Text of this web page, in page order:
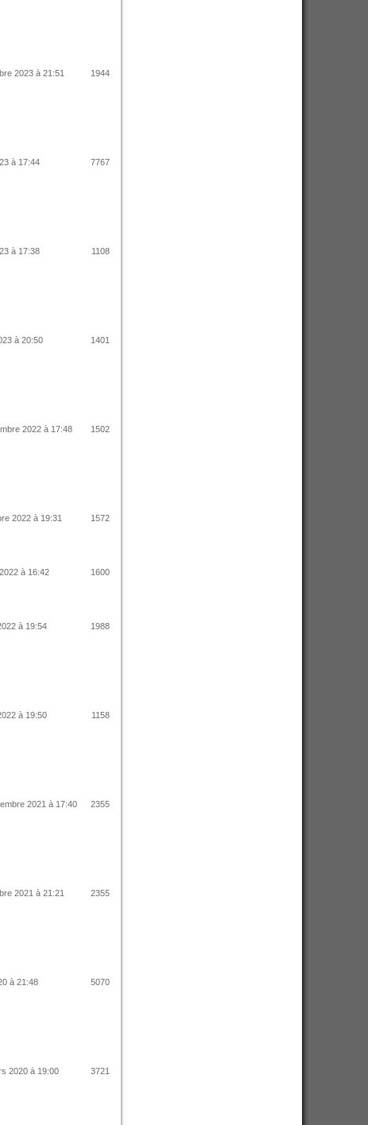
2023 à 21:51 1944
à 17:44 7767
à 17:38 1108
à 20:50 1401
2022 à 17:48 1502
2022 à 19:31 1572
à 16:42 1600
à 19:54 1988
à 19:50 1158
2021 à 17:40 2355
2021 à 21:21 2355
à 21:48 5070
2020 à 19:00 3721